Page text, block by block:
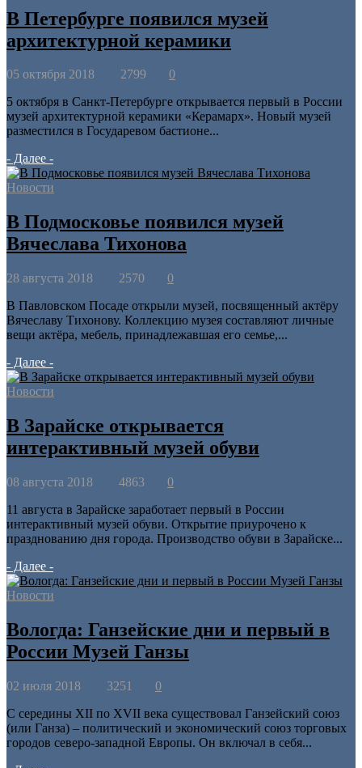
В Петербурге появился музей
архитектурной керамики
05 октября 2018 2799 0
5 октября в Санкт-Петербурге открывается первый в России
музей архитектурной керамики «Керамарх». Новый музей
разместился в Государевом бастионе...
- Далее -
Новости
В Подмосковье появился музей
Вячеслава Тихонова
28 августа 2018 2570 0
В Павловском Посаде открыли музей, посвященный актёру
Вячеславу Тихонову. Коллекцию музея составляют личные
вещи актёра, мебель, принадлежавшая его семье,...
- Далее -
Новости
В Зарайске открывается
интерактивный музей обуви
08 августа 2018 4863 0
11 августа в Зарайске заработает первый в России
интерактивный музей обуви. Открытие приурочено к
празднованию дня города. Производство обуви в Зарайске...
- Далее -
Новости
Вологда: Ганзейские дни и первый в
России Музей Ганзы
02 июля 2018 3251 0
С середины XII по XVII века существовал Ганзейский союз
(или Ганза) – политический и экономический союз торговых
городов северо-западной Европы. Он включал в себя...